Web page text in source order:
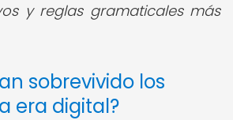
y reglas gramaticales más
sobrevivido los
era digital?